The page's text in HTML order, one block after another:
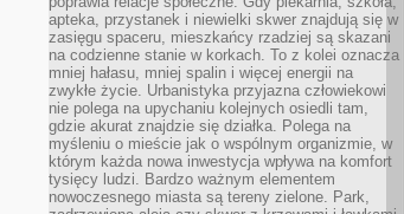
apteka, przystanek i niewielki skwer znajdują się w
zasięgu spaceru, mieszkańcy rzadziej są skazani
na codzienne stanie w korkach. To z kolei oznacza
mniej hałasu, mniej spalin i więcej energii na
zwykłe życie. Urbanistyka przyjazna człowiekowi
nie polega na upychaniu kolejnych osiedli tam,
gdzie akurat znajdzie się działka. Polega na
myśleniu o mieście jak o wspólnym organizmie, w
którym każda nowa inwestycja wpływa na komfort
tysięcy ludzi. Bardzo ważnym elementem
nowoczesnego miasta są tereny zielone. Park,